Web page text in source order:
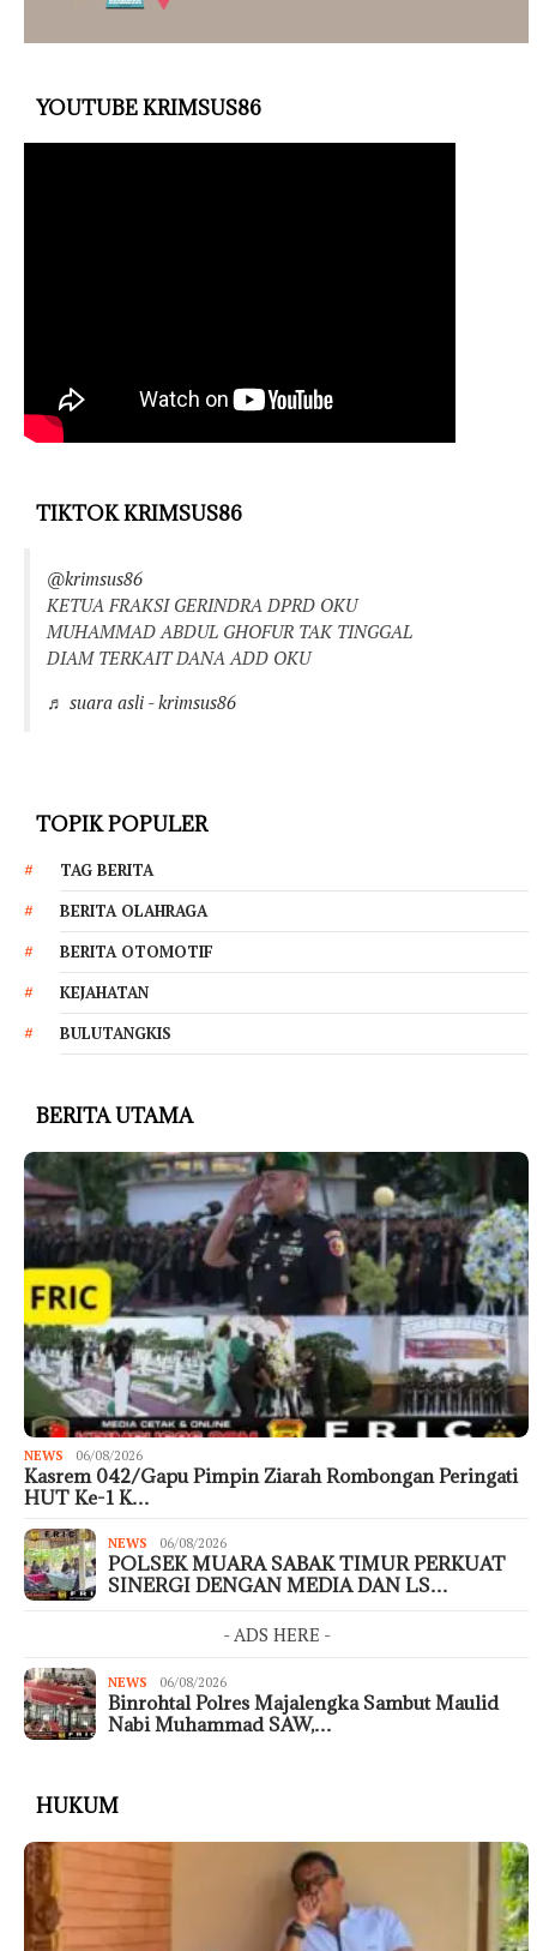
YOUTUBE KRIMSUS86
TIKTOK KRIMSUS86
@krimsus86
KETUA FRAKSI GERINDRA DPRD OKU
MUHAMMAD ABDUL GHOFUR TAK TINGGAL
DIAM TERKAIT DANA ADD OKU
♬ suara asli - krimsus86
TOPIK POPULER
TAG BERITA
BERITA OLAHRAGA
BERITA OTOMOTIF
KEJAHATAN
BULUTANGKIS
BERITA UTAMA
NEWS 06/08/2026
Kasrem 042/Gapu Pimpin Ziarah Rombongan Peringati
HUT Ke-1 K…
NEWS 06/08/2026
POLSEK MUARA SABAK TIMUR PERKUAT
SINERGI DENGAN MEDIA DAN LS…
- ADS HERE -
NEWS 06/08/2026
Binrohtal Polres Majalengka Sambut Maulid
Nabi Muhammad SAW,…
HUKUM